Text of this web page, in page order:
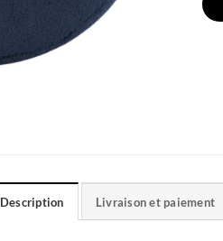
Description Livraison et paiement